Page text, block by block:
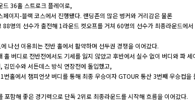
드 36홀 스트로크 플레이로,
이지-블랙 코스에서 진행됐다. 랜딩존의 많은 벙커와 거리감은 물론
명의 선수가 출전해 1라운드 컷오프를 거쳐 60명의 선수가 최종라운드에
나선 이용희는 전반 홀에서 활약하며 선두권 경쟁을 이어갔다.
버디로 전반전에서도 기세를 잃지 않았고 후반에서 실수 없이 버디와 파
민수와 서든데스 방식 연장전에 돌입했고,
홀에서 챔피언샷 버디를 통해 최종 우승이자 GTOUR 통산 3번째 우승컵을
함해 좋은 경기력으로 단독 2위로 최종라운드를 시작해 흐름을 이어갔다.